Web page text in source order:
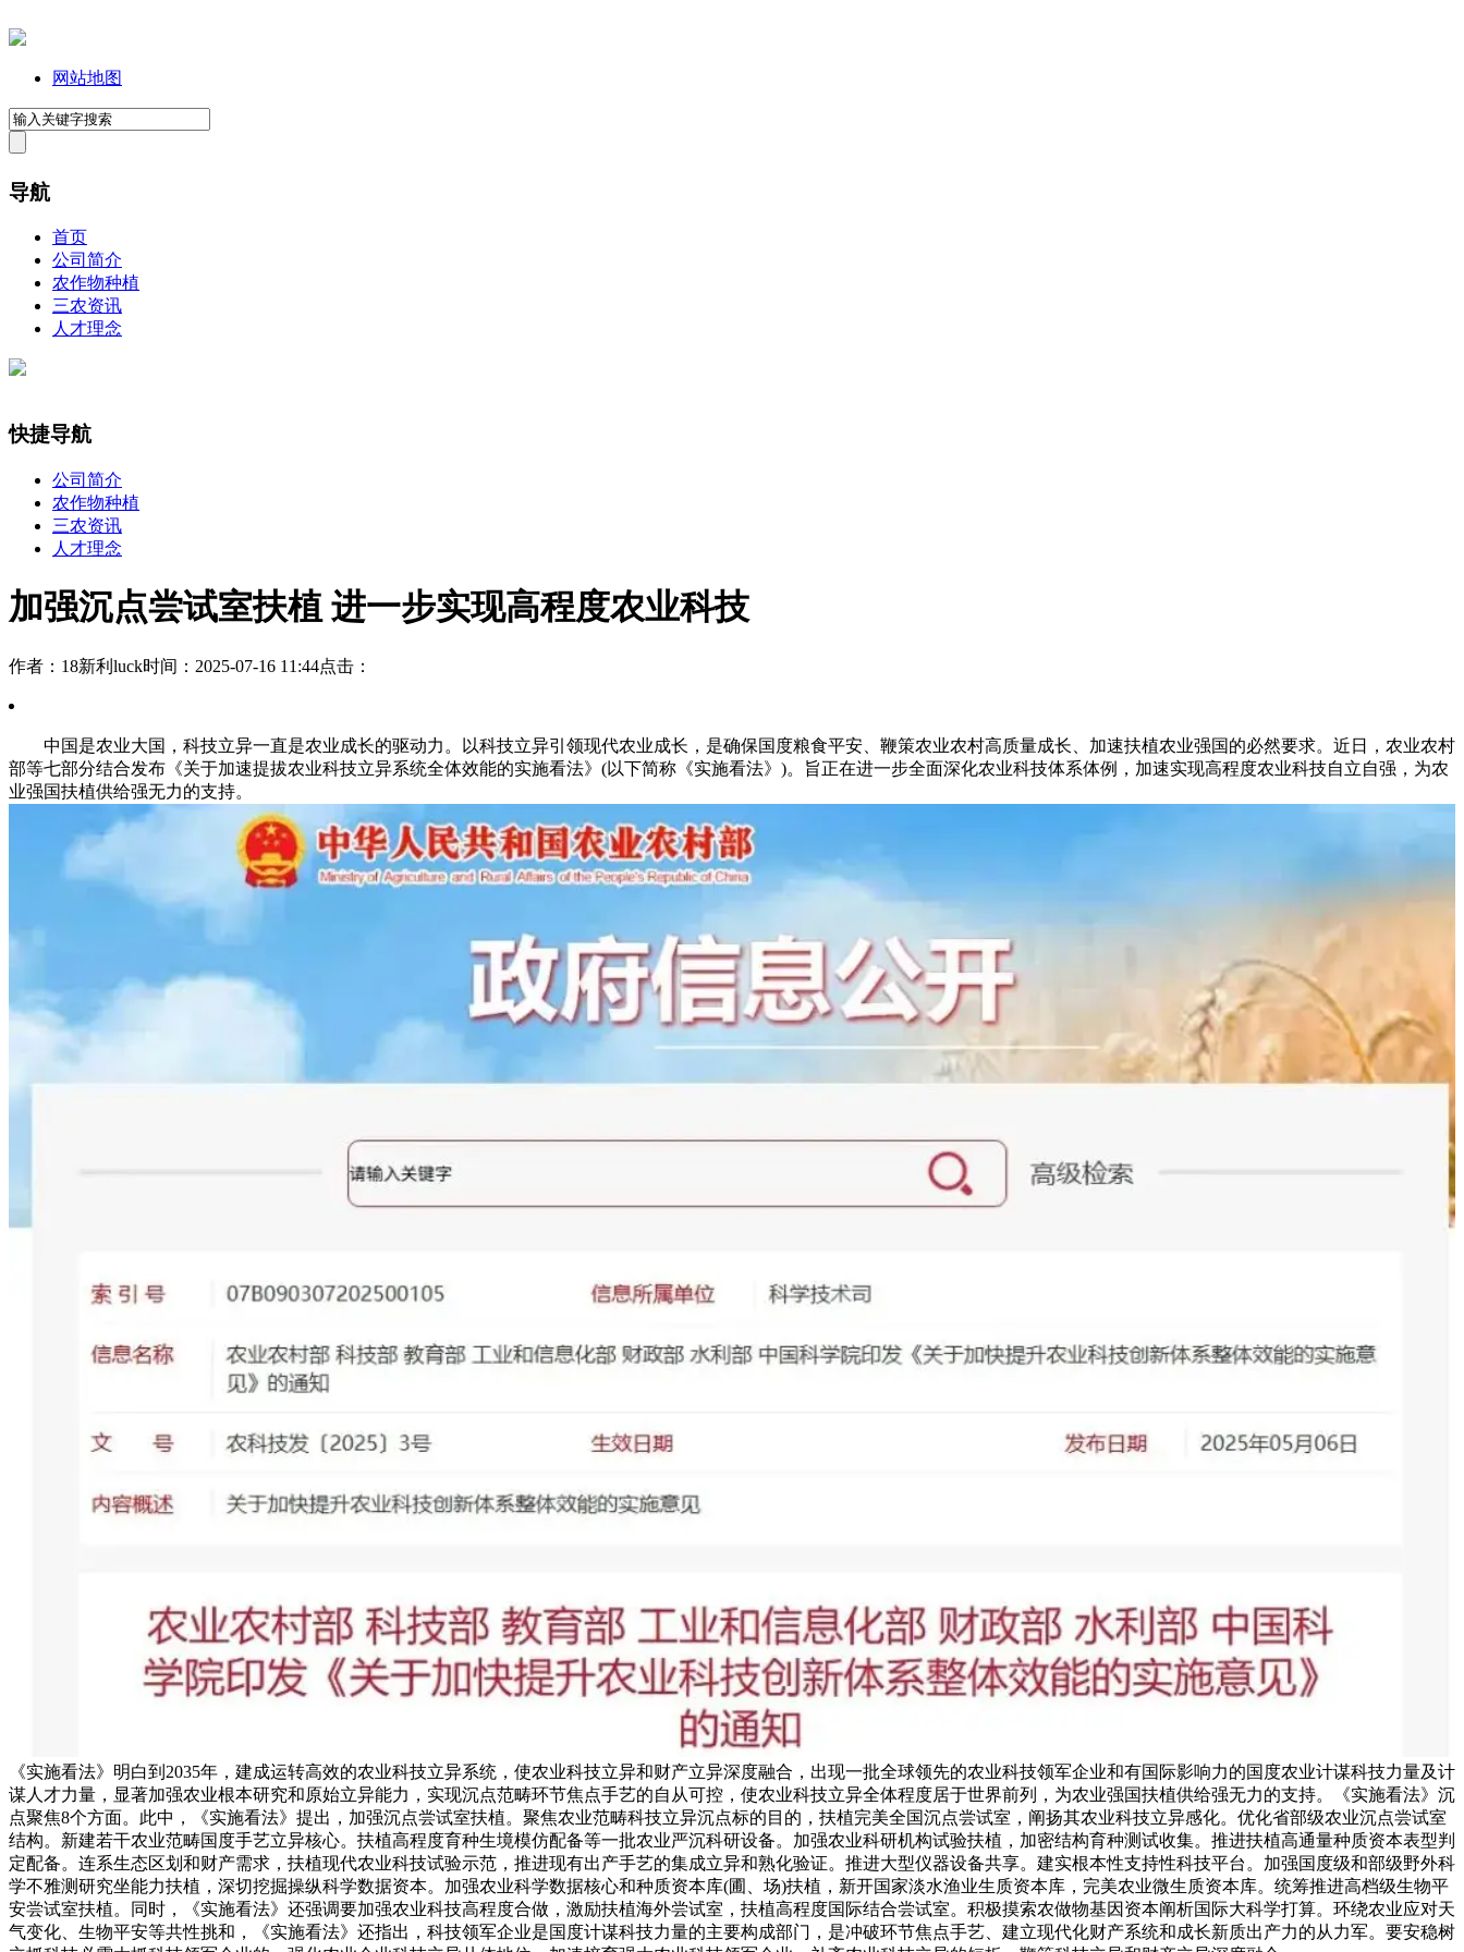
网站地图
导航
首页
公司简介
农作物种植
三农资讯
人才理念
快捷导航
公司简介
农作物种植
三农资讯
人才理念
加强沉点尝试室扶植 进一步实现高程度农业科技
作者：18新利luck时间：2025-07-16 11:44点击：
中国是农业大国，科技立异一直是农业成长的驱动力。以科技立异引领现代农业成长，是确保国度粮食平安、鞭策农业农村高质量成长、加速扶植农业强国的必然要求。近日，农业农村
部等七部分结合发布《关于加速提拔农业科技立异系统全体效能的实施看法》(以下简称《实施看法》)。旨正在进一步全面深化农业科技体系体例，加速实现高程度农业科技自立自强，为农
业强国扶植供给强无力的支持。
《实施看法》明白到2035年，建成运转高效的农业科技立异系统，使农业科技立异和财产立异深度融合，出现一批全球领先的农业科技领军企业和有国际影响力的国度农业计谋科技力量及计
谋人才力量，显著加强农业根本研究和原始立异能力，实现沉点范畴环节焦点手艺的自从可控，使农业科技立异全体程度居于世界前列，为农业强国扶植供给强无力的支持。《实施看法》沉
点聚焦8个方面。此中，《实施看法》提出，加强沉点尝试室扶植。聚焦农业范畴科技立异沉点标的目的，扶植完美全国沉点尝试室，阐扬其农业科技立异感化。优化省部级农业沉点尝试室
结构。新建若干农业范畴国度手艺立异核心。扶植高程度育种生境模仿配备等一批农业严沉科研设备。加强农业科研机构试验扶植，加密结构育种测试收集。推进扶植高通量种质资本表型判
定配备。连系生态区划和财产需求，扶植现代农业科技试验示范，推进现有出产手艺的集成立异和熟化验证。推进大型仪器设备共享。建实根本性支持性科技平台。加强国度级和部级野外科
学不雅测研究坐能力扶植，深切挖掘操纵科学数据资本。加强农业科学数据核心和种质资本库(圃、场)扶植，新开国家淡水渔业生质资本库，完美农业微生质资本库。统筹推进高档级生物平
安尝试室扶植。同时，《实施看法》还强调要加强农业科技高程度合做，激励扶植海外尝试室，扶植高程度国际结合尝试室。积极摸索农做物基因资本阐析国际大科学打算。环绕农业应对天
气变化、生物平安等共性挑和，《实施看法》还指出，科技领军企业是国度计谋科技力量的主要构成部门，是冲破环节焦点手艺、建立现代化财产系统和成长新质出产力的从力军。要安稳树